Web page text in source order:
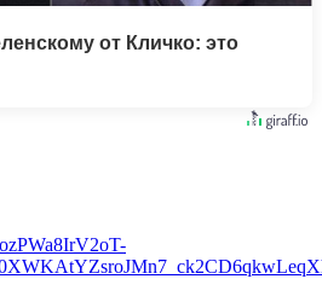
от Кличко: это